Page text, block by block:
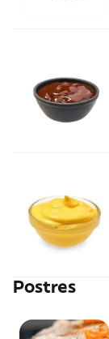
Postres